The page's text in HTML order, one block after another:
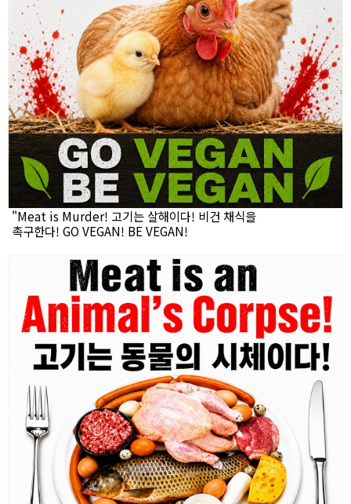
"Meat is Murder! 고기는 살해이다! 비건 채식을
촉구한다! GO VEGAN! BE VEGAN!